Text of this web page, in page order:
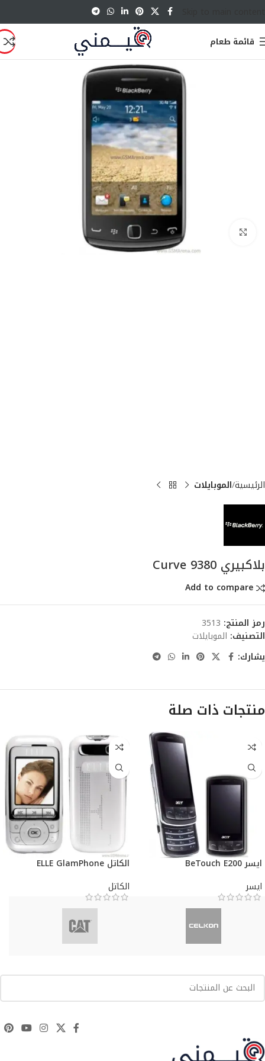
قائمة طعام
الرئيسية الموبايلات
بلاكبيري Curve 9380
Add to compare
رمز المنتج: 3513
التصنيف: الموبايلات
يشارك:
منتجات ذات صلة
ايسر BeTouch E200
ايسر
الكاتل ELLE GlamPhone
الكاتل